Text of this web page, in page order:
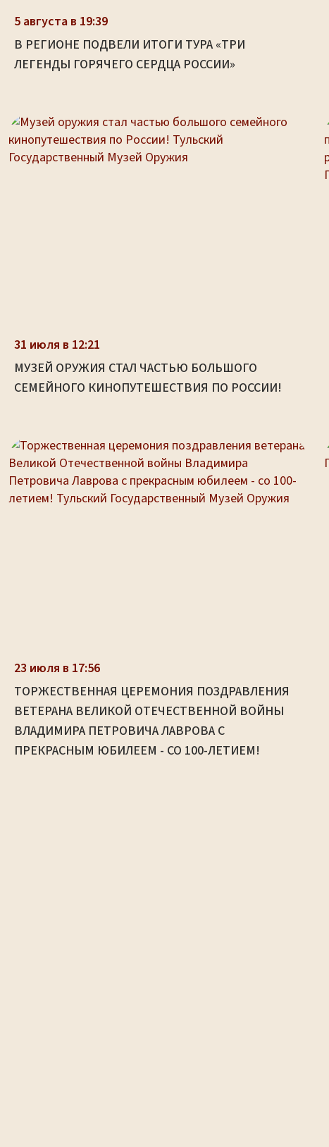
5 августа в 19:39
В РЕГИОНЕ ПОДВЕЛИ ИТОГИ ТУРА «ТРИ
ЛЕГЕНДЫ ГОРЯЧЕГО СЕРДЦА РОССИИ»
31 июля в 12:21
МУЗЕЙ ОРУЖИЯ СТАЛ ЧАСТЬЮ БОЛЬШОГО
СЕМЕЙНОГО КИНОПУТЕШЕСТВИЯ ПО РОССИИ!
23 июля в 17:56
ТОРЖЕСТВЕННАЯ ЦЕРЕМОНИЯ ПОЗДРАВЛЕНИЯ
ВЕТЕРАНА ВЕЛИКОЙ ОТЕЧЕСТВЕННОЙ ВОЙНЫ
ВЛАДИМИРА ПЕТРОВИЧА ЛАВРОВА С
ПРЕКРАСНЫМ ЮБИЛЕЕМ - СО 100-ЛЕТИЕМ!